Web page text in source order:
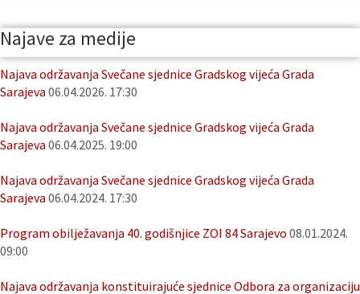
Najave za medije
Najava održavanja Svečane sjednice Gradskog vijeća Grada
Sarajeva 06.04.2026. 17:30
Najava održavanja Svečane sjednice Gradskog vijeća Grada
Sarajeva 06.04.2025. 19:00
Najava održavanja Svečane sjednice Gradskog vijeća Grada
Sarajeva 06.04.2024. 17:30
Program obilježavanja 40. godišnjice ZOI 84 Sarajevo 08.01.2024.
09:00
Najava održavanja konstituirajuće sjednice Odbora za organizaciju